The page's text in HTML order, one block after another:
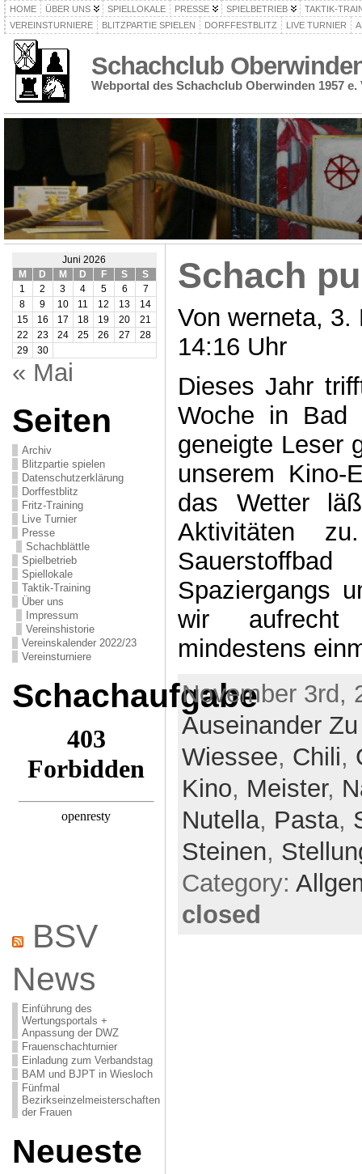
HOME ÜBER UNS SPIELLOKALE PRESSE SPIELBETRIEB
TAKTIK-
VEREINSTURNIERE
BLITZPARTIE SPIELEN DORFFESTBLITZ LIVE TURNIER
Schachclub
Webportal des Schachclub Oberwinden 1957 e.
Juni 2026
M
D M D F S
S
1
2 3 4 5 6
7
8
9 10 11 12 13
14
15
16 17 18 19 20
21
22
23 24 25 26 27
28
29
30
« Mai
Seiten
Archiv
Blitzpartie spielen
Datenschutzerklärung
Dorffestblitz
Fritz-Training
Live Turnier
Presse
Schachblättle
Spielbetrieb
Spiellokale
Taktik-Training
Über uns
Impressum
Vereinshistorie
Vereinskalender 2022/23
Vereinsturniere
Schachaufgabe
BSV
News
Einführung des
Wertungsportals +
Anpassung der DWZ
Frauenschachturnier
Einladung zum Verbandstag
BAM und BJPT in Wiesloch
Fünfmal
Bezirkseinzelmeisterschaften
der Frauen
Neueste
Schach
Von werneta, 3.
14:16 Uhr
Dieses Jahr
Woche in Bad
geneigte Leser
unserem Kino-
das Wetter
Aktivitäten
Spaziergangs
wir
mindestens
November 3rd,
Auseinander
Wiessee, Chili,
Kino, Meister,
Nutella, Pasta,
Steinen,
Category:
closed